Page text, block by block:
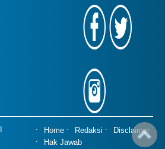
Home Redaksi
Disclaimer
Hak Jawab